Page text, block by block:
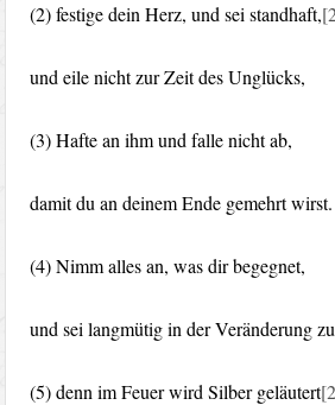
(2) festige dein Herz, und sei standhaft,
und eile nicht zur Zeit des Unglücks,
(3) Hafte an ihm und falle nicht ab,
damit du an deinem Ende gemehrt wirst.
(4) Nimm alles an, was dir begegnet,
und sei langmütig in der Veränderung
(5) denn im Feuer wird Silber geläutert